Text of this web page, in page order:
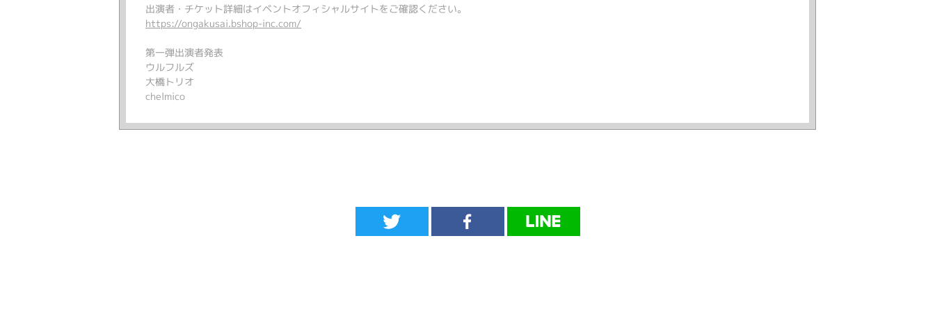
出演者・チケット詳細はイベントオフィシャルサイトをご確認ください。
https://ongakusai.bshop-inc.com/
第一弾出演者発表
ウルフルズ
大橋トリオ
chelmico